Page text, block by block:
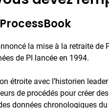
la mise à la retraite de
de PI lancée en 1994.
étroite avec l’historien
de procédés pour créer
données chronologiques du